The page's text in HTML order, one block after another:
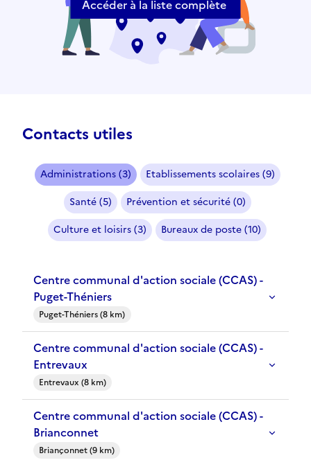
Accéder à la liste complète
Contacts utiles
Administrations (3)
Etablissements scolaires (9)
Santé (5)
Prévention et sécurité (0)
Culture et loisirs (3)
Bureaux de poste (10)
Centre communal d'action sociale (CCAS) -
Puget-Théniers
Puget-Théniers (8 km)
Centre communal d'action sociale (CCAS) -
Entrevaux
Entrevaux (8 km)
Centre communal d'action sociale (CCAS) -
Brianconnet
Briançonnet (9 km)